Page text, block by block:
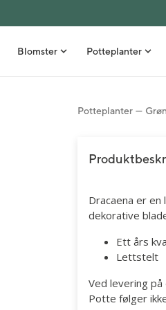
Blomster
Gavesett med blomst
Blomster ved fødsel
Blomsterdekorasjoner
Potteplanter
Grønne planter
DIY - Gjør det selv
Potteplanter
Dracaena er
dekorative
Ett års
Lettstelt
Ved levering
Potte følger